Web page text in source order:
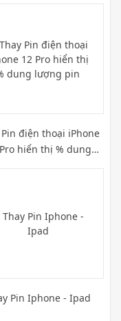
điện thoại iPhone
hiển thị % dung
Pin Iphone - Ipad